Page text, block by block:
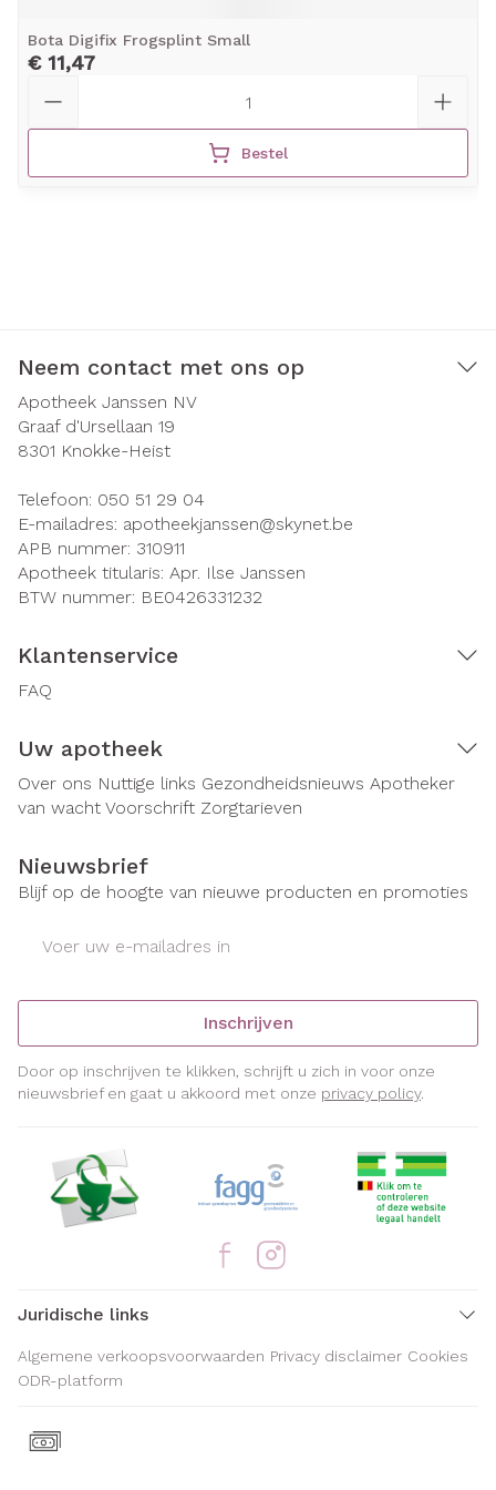
Bota Digifix Frogsplint Small
€ 11,47
Bestel
Neem contact met ons op
Apotheek Janssen NV
Graaf d'Ursellaan 19
8301 Knokke-Heist
Telefoon: 050 51 29 04
E-mailadres: apotheekjanssen@skynet.be
APB nummer: 310911
Apotheek titularis: Apr. Ilse Janssen
BTW nummer: BE0426331232
Klantenservice
FAQ
Uw apotheek
Over ons Nuttige links Gezondheidsnieuws Apotheker
van wacht Voorschrift Zorgtarieven
Nieuwsbrief
Blijf op de hoogte van nieuwe producten en promoties
Inschrijven
Door op inschrijven te klikken, schrijft u zich in voor onze
nieuwsbrief en gaat u akkoord met onze privacy policy.
Juridische links
Algemene verkoopsvoorwaarden Privacy disclaimer Cookies
ODR-platform